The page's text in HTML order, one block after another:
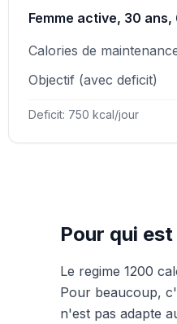
Femme active, 30 ans,
Calories de
Objectif (avec deficit)
Deficit: 750 kcal/jour
Pour qui
Le regime 1200
Pour beaucoup,
n'est pas adapte